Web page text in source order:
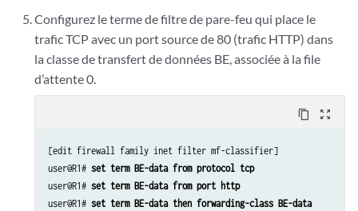
Configurez le terme de filtre de pare-feu qui place le
trafic TCP avec un port source de 80 (trafic HTTP) dans
la classe de transfert de données BE, associée à la file
d’attente 0.
content_copy zoom_out_map
[edit firewall family inet filter mf-classifier]
user@R1# set term BE-data from protocol tcp
user@R1# set term BE-data from port http
user@R1# set term BE-data then forwarding-class BE-data